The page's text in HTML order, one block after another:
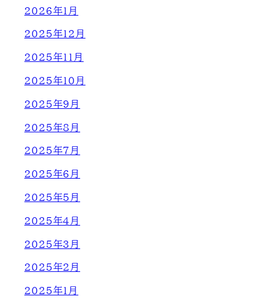
2026年1月
2025年12月
2025年11月
2025年10月
2025年9月
2025年8月
2025年7月
2025年6月
2025年5月
2025年4月
2025年3月
2025年2月
2025年1月